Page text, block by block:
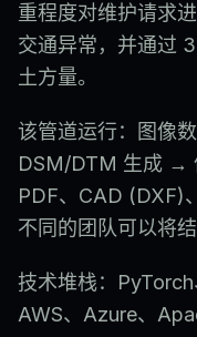
重程度对维护请求
交通异常，并通过
土方量。
该管道运行：图像
DSM/DTM 生成 →
PDF、CAD (DXF)
不同的团队可以将
技术堆栈：
AWS、Azure、